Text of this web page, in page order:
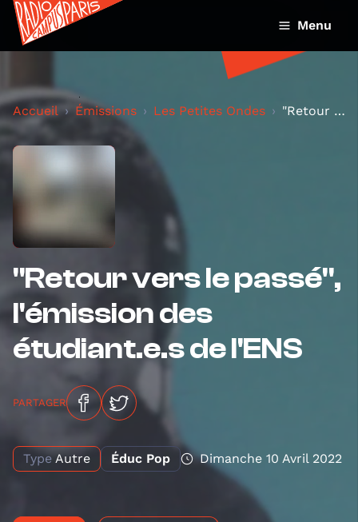
Menu
Accueil Émissions Les Petites Ondes "Retour vers le passé", l'émission des étudiant.e....
"Retour vers le passé",
l'émission des
étudiant.e.s de l'ENS
PARTAGER
Type Autre Éduc Pop Dimanche 10 Avril 2022